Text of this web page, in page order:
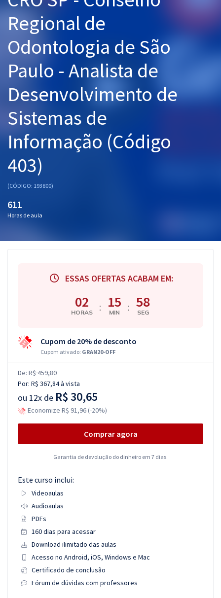
Graduação
OAB
Mentorias
Questões grátis
Conteúdo gratuito
Blog
Aprovados
Atendimento
Regional de
Odontologia de São
Paulo - Analista de
Desenvolvimento de
Sistemas de
Informação (Código
403)
(CÓDIGO: 193800)
611
Horas de aula
ESSAS OFERTAS ACABAM EM:
02
HORAS : 15
MIN : 57
SEG
Cupom de 20% de desconto
Cupom ativado: GRAN20-OFF
De: R$ 459,80
Por: R$ 367,84à vista
ou 12x de R$ 30,65
Economize R$ 91,96 (-20%)
Comprar agora
Garantia de devolução do dinheiro em 7 dias.
Este curso inclui:
Videoaulas
Audioaulas
PDFs
160 dias para acessar
Download ilimitado das aulas
Acesso no Android, iOS, Windows e Mac
Certificado de conclusão
Fórum de dúvidas com professores